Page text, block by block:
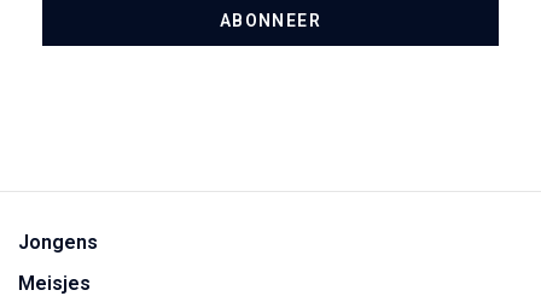
ABONNEER
Jongens
Meisjes